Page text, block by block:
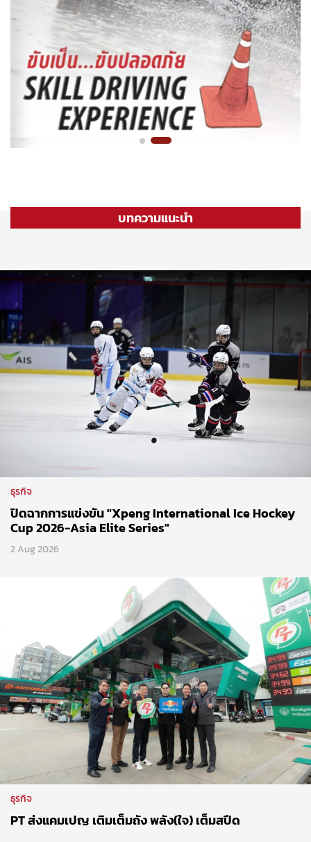
บทความแนะนำ
ธุรกิจ
ปิดฉากการแข่งขัน "Xpeng International Ice Hockey
Cup 2026-Asia Elite Series"
2 Aug 2026
ธุรกิจ
PT ส่งแคมเปญ เติมเต็มถัง พลัง(ใจ) เต็มสปีด